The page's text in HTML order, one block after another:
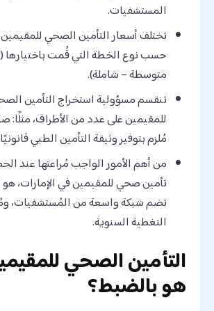
المستشفيات.
تختلف أسعار التأمين الصحي للمقيمين
حسب نوع الخطة التي قُمت باختيارها
متوسطة – شاملة).
تنقسم مسؤولية استخراج التأمين
للمقيمين على عدد من الأطراف،
مُلزم بتوفير وثيقة التأمين الطبي
من أهم الأمور الواجب مُراعتها عند
تأمين صحي للمقيمين في الإمارات،
تضم شبكة واسعة من المُستشفيات،
التغطية السنوية.
التأمين الصحي
هو بالضبط؟